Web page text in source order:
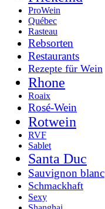
ProWein
Québec
Rasteau
Rebsorten
Restaurants
Rezepte für Wein
Rhone
Roaix
Rosé-Wein
Rotwein
RVF
Sablet
Santa Duc
Sauvignon blanc
Schmackhaft
Sexy